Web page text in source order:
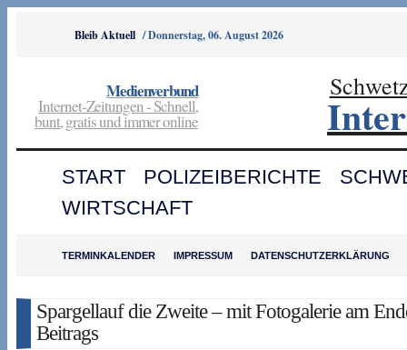
Bleib Aktuell /Donnerstag, 06. August 2026
Medienverbund
Internet-Zeitungen - Schnell,
bunt, gratis und immer online
START POLIZEIBERICHTE
WIRTSCHAFT
TERMINKALENDER IMPRESSUM DATENSCHUTZERKLÄRUNG
Spargellauf die Zweite – mit Fotogalerie am
Beitrags